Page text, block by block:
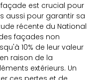
est crucial pour
aussi pour garantir sa
récente du National
façades non
10% de leur valeur
raison de la
extérieurs. Un